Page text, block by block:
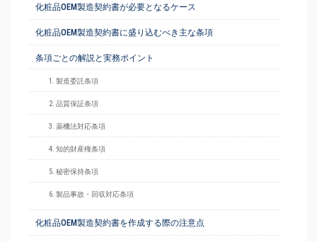
化粧品OEM製造契約書が必要となるケース
化粧品OEM製造契約書に盛り込むべき主な条項
条項ごとの解説と実務ポイント
1. 製造委託条項
2. 品質保証条項
3. 薬機法対応条項
4. 知的財産権条項
5. 秘密保持条項
6. 製品事故・回収対応条項
化粧品OEM製造契約書を作成する際の注意点